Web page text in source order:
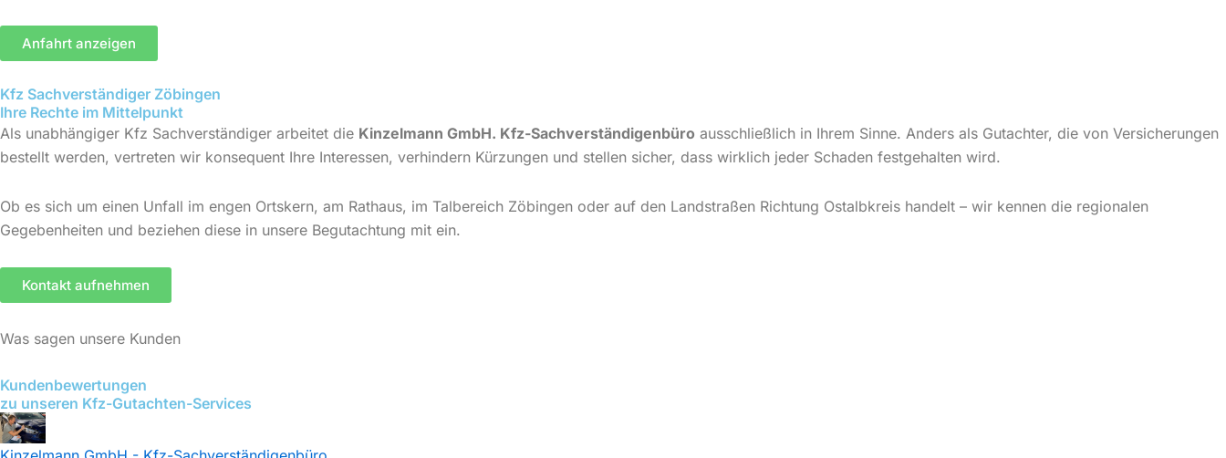
Anfahrt anzeigen
Kfz Sachverständiger Zöbingen
Ihre Rechte im Mittelpunkt
Als unabhängiger Kfz Sachverständiger arbeitet die Kinzelmann GmbH. Kfz-Sachverständigenbüro ausschließlich in Ihrem Sinne. Anders als Gutachter, die von Versicherungen
bestellt werden, vertreten wir konsequent Ihre Interessen, verhindern Kürzungen und stellen sicher, dass wirklich jeder Schaden festgehalten wird.
Ob es sich um einen Unfall im engen Ortskern, am Rathaus, im Talbereich Zöbingen oder auf den Landstraßen Richtung Ostalbkreis handelt – wir kennen die regionalen
Gegebenheiten und beziehen diese in unsere Begutachtung mit ein.
Kontakt aufnehmen
Was sagen unsere Kunden
Kundenbewertungen
zu unseren Kfz-Gutachten-Services